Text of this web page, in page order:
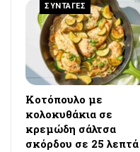
ΣΥΝΤΑΓΕΣ
Κοτόπουλο με
κολοκυθάκια σε
κρεμώδη σάλτσα
σκόρδου σε 25 λεπτά